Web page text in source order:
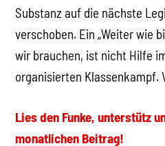
Substanz auf die nächste
verschoben. Ein „Weiter wie
wir brauchen, ist nicht Hilfe
organisierten Klassenkampf.
Lies den Funke, unterstütz
monatlichen Beitrag!